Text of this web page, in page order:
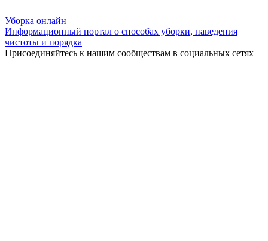
Уборка онлайн
Информационный портал о способах уборки, наведения
чистоты и порядка
Присоединяйтесь к нашим сообществам в социальных сетях